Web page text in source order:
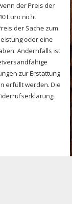
der Preis der
Euro nicht
der Sache zum
oder eine
Andernfalls ist
zur Erstattung
erfüllt werden. Die